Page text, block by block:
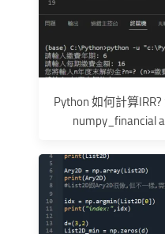
Python 如何計算
numpy_financial